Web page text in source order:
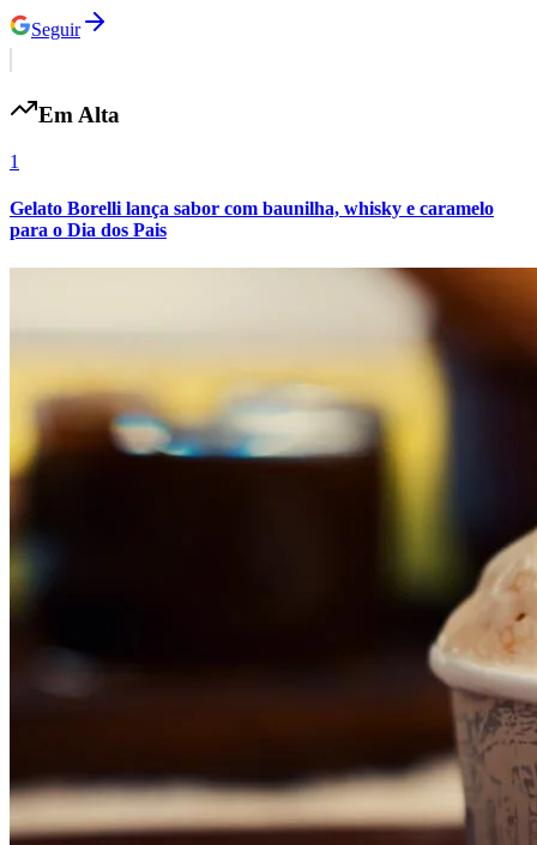
Seguir
Em Alta
1
Gelato Borelli lança sabor com baunilha, whisky e caramelo
para o Dia dos Pais